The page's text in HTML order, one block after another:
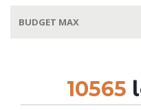
10565